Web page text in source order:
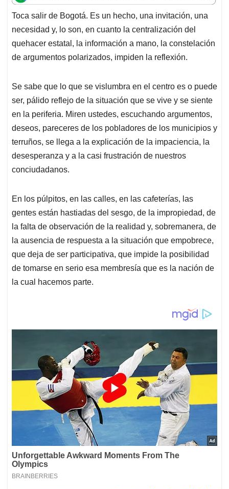
t
s
A
p
p
e
b
o
o
k
k
e
d
I
n
i
l
e
a
d
s
Toca salir de Bogotá. Es un hecho, una invitación, una
necesidad y, lo son, en cuanto la centralización del
quehacer estatal, la información a mano, la constelación
de argumentos polarizados, impiden la reflexión.
Se sabe que lo que se vislumbra en el centro es o puede
ser, pálido reflejo de la situación que se vive y se siente
en la periferia. Miren ustedes, escuchando argumentos,
deseos, pareceres de los pobladores de los municipios y
terruños, se llega a la explicación de la impaciencia, la
desesperanza y a la casi frustración de nuestros
conciudadanos.
En los púlpitos, en las calles, en las cafeterías, las
gentes están hastiadas del sesgo, de la impropiedad, de
la falta de observación de la realidad y, sobremanera, de
la ausencia de respuesta a la situación que empobrece,
que deja de ser participativa, que impide la posibilidad
de tomarse en serio esa membresía que es la nación de
la cual hacemos parte.